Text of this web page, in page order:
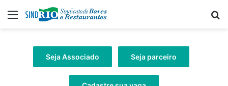
Menu
Seja Associado Seja parceiro